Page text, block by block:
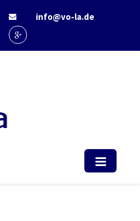
info@vo-la.de